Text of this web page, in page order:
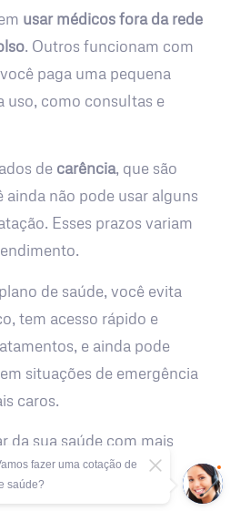
usar médicos fora da rede
. Outros funcionam com
paga uma pequena
uso, como consultas e
de carência, que são
ainda não pode usar alguns
Esses prazos variam
de saúde, você evita
tem acesso rápido e
e ainda pode
situações de emergência
caros.
da sua saúde com mais
e tranquilidade.
fazer uma cotação de
saúde?